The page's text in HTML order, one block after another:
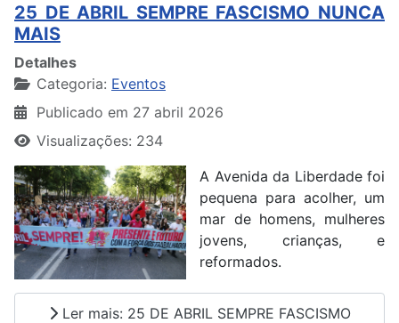
25 DE ABRIL SEMPRE FASCISMO NUNCA
MAIS
Detalhes
Categoria: Eventos
Publicado em 27 abril 2026
Visualizações: 234
A Avenida da Liberdade foi
pequena para acolher, um
mar de homens, mulheres
jovens, crianças, e
reformados.
Ler mais: 25 DE ABRIL SEMPRE FASCISMO